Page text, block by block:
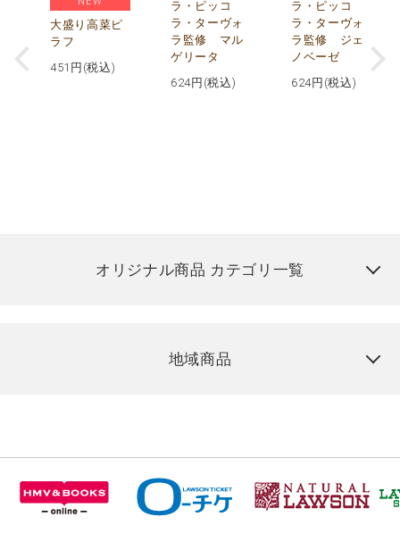
大盛り高菜ピ
ラフ
451 円(税込)
ラ・ピッコ
ラ・ターヴォ
ラ監修 マル
ゲリータ
624円(税込)
ラ・ピッコ
ラ・ターヴォ
ラ監修 ジェ
ノベーゼ
624円(税込)
オリジナル商品 カテゴリ一覧
地域商品